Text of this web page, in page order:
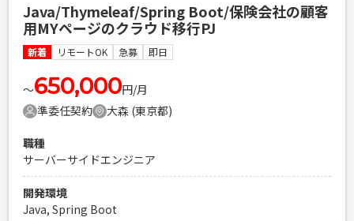
Java/Thymeleaf/Spring Boot/保険会社の顧客
用MYページのクラウド移行PJ
新着 リモートOK 急募 即日
〜650,000円/月
準委任契約
大森 (東京都)
職種
サーバーサイドエンジニア
開発環境
Java, Spring Boot